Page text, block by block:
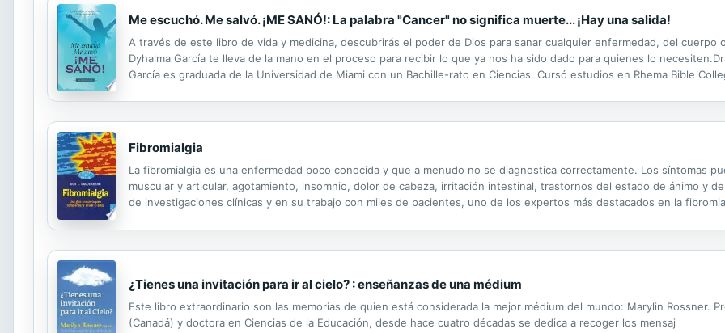
Me escuchó. Me salvó. ¡ME SANÓ!: La palabra "Cancer" no significa muerte... ¡Hay una salida!
A través de este libro de vida y medicina, descubrirás el poder de Dios para sanar cualquier enfermedad, del cuerpo
Dyhalma García te lleva de la mano en el proceso para recibir lo que ya nos ha sido dado para quienes lo
García es graduada de la Universidad de Miami con un Bachille-rato en Ciencias. Cursó estudios en Rhema Bible
Fibromialgia
La fibromialgia es una enfermedad poco conocida y que a menudo no se diagnostica correctamente. Los síntomas
muscular y articular, agotamiento, insomnio, dolor de cabeza, irritación intestinal, trastornos del estado de ánimo y
de investigaciones clínicas y en su trabajo con miles de pacientes, uno de los expertos más destacados en la
¿Tienes una invitación para ir al cielo? : enseñanzas de una médium
Este libro extraordinario son las memorias de quien está considerada la mejor médium del mundo: Marylin Rossner.
(Canadá) y doctora en Ciencias de la Educación, desde hace cuatro décadas se dedica a recoger los mensaj